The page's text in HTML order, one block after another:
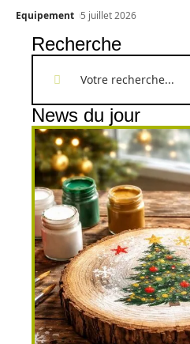
Equipement 5 juillet 2026
Recherche
News du jour